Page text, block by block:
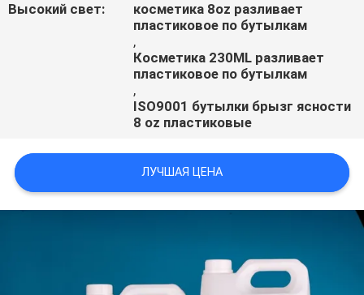
Высокий свет:
косметика 8oz разливает
пластиковое по бутылкам
,
Косметика 230ML разливает
пластиковое по бутылкам
,
ISO9001 бутылки брызг ясности
8 oz пластиковые
ЛУЧШАЯ ЦЕНА